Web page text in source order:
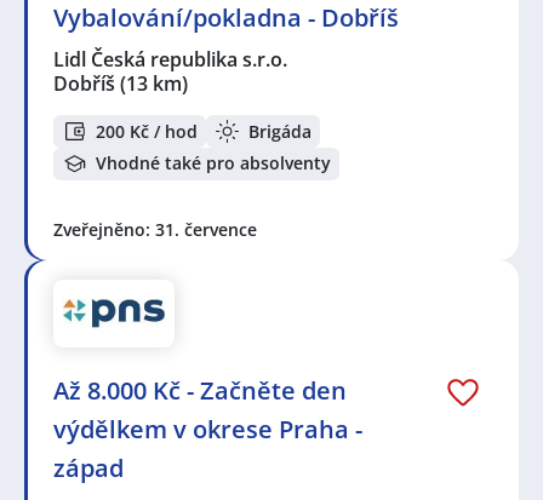
Vybalování/pokladna - Dobříš
Lidl Česká republika s.r.o.
Dobříš (13 km)
200 Kč / hod
Brigáda
Vhodné také pro absolventy
Zveřejněno: 31. července
Až 8.000 Kč - Začněte den
výdělkem v okrese Praha -
západ